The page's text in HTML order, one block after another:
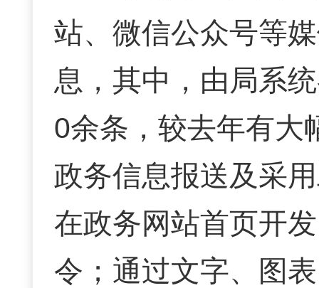
站、微信公众号等
息，其中，由局系
0余条，较去年有大
政务信息报送及采
在政务网站首页开
令；通过文字、图